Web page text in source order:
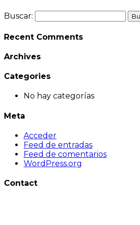
Buscar:
Recent Comments
Archives
Categories
No hay categorías
Meta
Acceder
Feed de entradas
Feed de comentarios
WordPress.org
Contact